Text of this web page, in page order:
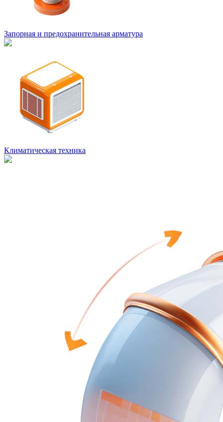
Запорная и предохранительная арматура
Климатическая техника